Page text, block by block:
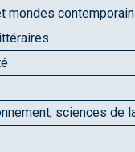
mondes
sciences de